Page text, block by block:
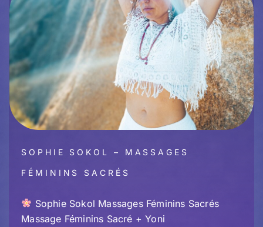
SOPHIE SOKOL – MASSAGES
FÉMININS SACRÉS
Sophie Sokol Massages Féminins Sacrés
Massage Féminins Sacré + Yoni